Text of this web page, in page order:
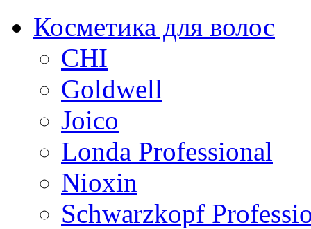
Косметика для волос
CHI
Goldwell
Joico
Londa Professional
Nioxin
Schwarzkopf